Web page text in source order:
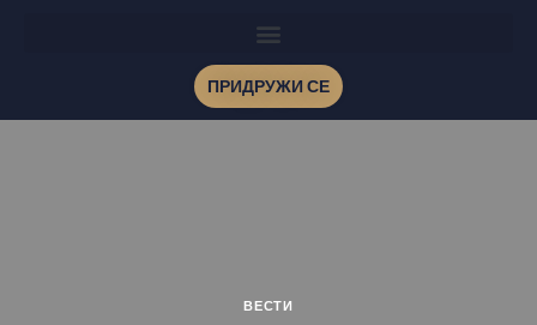
ПРИДРУЖИ СЕ
ВЕСТИ